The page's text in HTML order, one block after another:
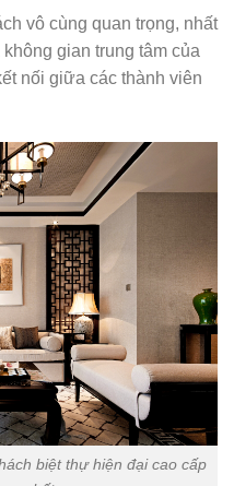
vô cùng quan trọng, nhất
gian trung tâm của
nối giữa các thành viên
biệt thự hiện đại cao cấp